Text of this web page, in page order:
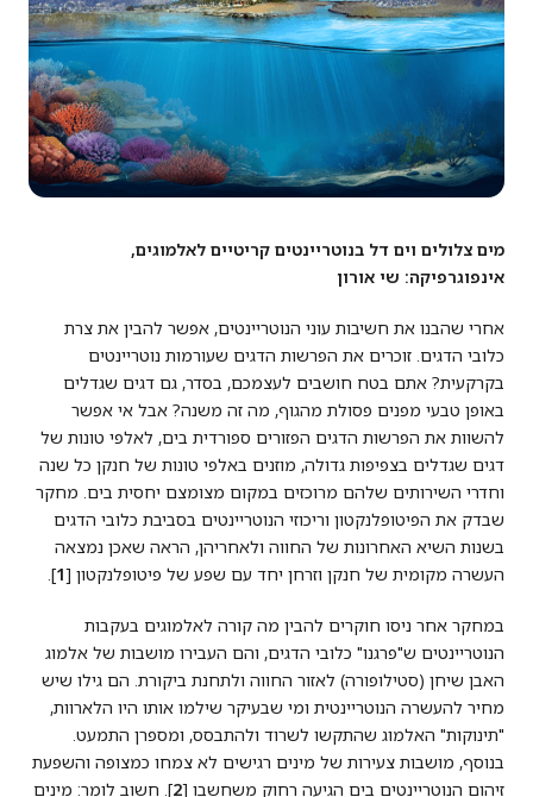
מים צלולים וים דל בנוטריינטים קריטיים לאלמוגים,
אינפוגרפיקה: שי אורון
אחרי שהבנו את חשיבות עוני הנוטריינטים, אפשר להבין את צרת
כלובי הדגים. זוכרים את הפרשות הדגים שעורמות נוטריינטים
בקרקעית? אתם בטח חושבים לעצמכם, בסדר, גם דגים שגדלים
באופן טבעי מפנים פסולת מהגוף, מה זה משנה? אבל אי אפשר
להשוות את הפרשות הדגים הפזורים ספורדית בים, לאלפי טונות של
דגים שגדלים בצפיפות גדולה, מוזנים באלפי טונות של חנקן כל שנה
וחדרי השירותים שלהם מרוכזים במקום מצומצם יחסית בים. מחקר
שבדק את הפיטופלנקטון וריכוזי הנוטריינטים בסביבת כלובי הדגים
בשנות השיא האחרונות של החווה ולאחריהן, הראה שאכן נמצאה
העשרה מקומית של חנקן וזרחן יחד עם שפע של פיטופלנקטון [1
].
במחקר אחר ניסו חוקרים להבין מה קורה לאלמוגים בעקבות
הנוטריינטים ש"פרגנו" כלובי הדגים, והם העבירו מושבות של אלמוג
האבן שיחן (סטילופורה) לאזור החווה ולתחנת ביקורת. הם גילו שיש
מחיר להעשרה הנוטריינטית ומי שבעיקר שילמו אותו היו הלארוות,
"תינוקות" האלמוג שהתקשו לשרוד ולהתבסס, ומספרן התמעט.
בנוסף, מושבות צעירות של מינים רגישים לא צמחו כמצופה והשפעת
זיהום הנוטריינטים בים הגיעה רחוק משחשבו [2]. חשוב לומר: מינים